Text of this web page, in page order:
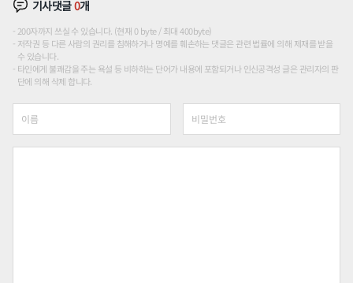
기사댓글0개
200자까지 쓰실 수 있습니다. (현재 0 byte / 최대 400byte)
저작권 등 다른 사람의 권리를 침해하거나 명예를 훼손하는 댓글은 관련 법률에 의해 제재를 받을
수 있습니다.
타인에게 불쾌감을 주는 욕설 등 비하하는 단어가 내용에 포함되거나 인신공격성 글은 관리자의 판
단에 의해 삭제 합니다.